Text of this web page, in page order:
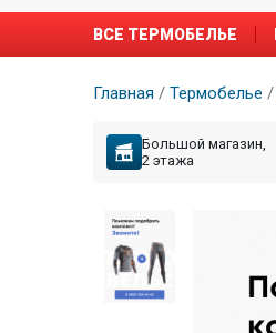
ВСЕ ТЕРМОБЕЛЬЕ
Главная / Термобелье /
Большой магазин,
2 этажа